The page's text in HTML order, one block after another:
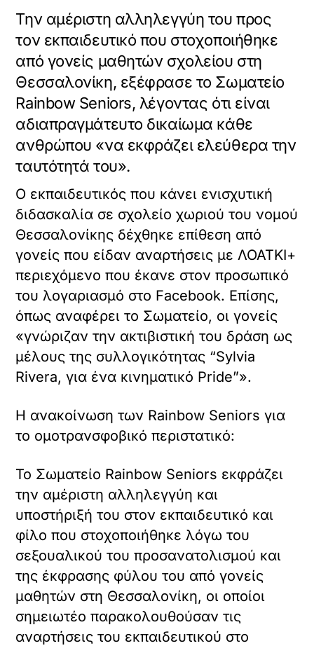
Την αμέριστη αλληλεγγύη του προς
τον εκπαιδευτικό που στοχοποιήθηκε
από γονείς μαθητών σχολείου στη
Θεσσαλονίκη, εξέφρασε το Σωματείο
Rainbow Seniors, λέγοντας ότι είναι
αδιαπραγμάτευτο δικαίωμα κάθε
ανθρώπου «να εκφράζει ελεύθερα την
ταυτότητά του».
Ο εκπαιδευτικός που κάνει ενισχυτική
διδασκαλία σε σχολείο χωριού του νομού
Θεσσαλονίκης δέχθηκε επίθεση από
γονείς που είδαν αναρτήσεις με ΛΟΑΤΚΙ+
περιεχόμενο που έκανε στον προσωπικό
του λογαριασμό στο Facebook. Επίσης,
όπως αναφέρει το Σωματείο, οι γονείς
«γνώριζαν την ακτιβιστική του δράση ως
μέλους της συλλογικότητας “Sylvia
Rivera, για ένα κινηματικό Pride”».
Η ανακοίνωση των Rainbow Seniors για
το ομοτρανσφοβικό περιστατικό:
Το Σωματείο Rainbow Seniors εκφράζει
την αμέριστη αλληλεγγύη και
υποστήριξή του στον εκπαιδευτικό και
φίλο που στοχοποιήθηκε λόγω του
σεξουαλικού του προσανατολισμού και
της έκφρασης φύλου του από γονείς
μαθητών στη Θεσσαλονίκη, οι οποίοι
σημειωτέο παρακολουθούσαν τις
αναρτήσεις του εκπαιδευτικού στο